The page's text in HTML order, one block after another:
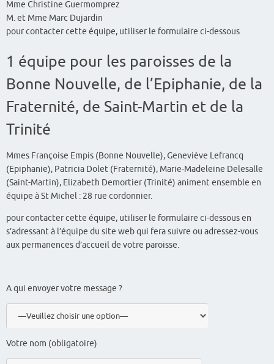
Mme Christine Guermomprez
M. et Mme Marc Dujardin
pour contacter cette équipe, utiliser le formulaire ci-dessous
1 équipe pour les paroisses de la
Bonne Nouvelle, de l’Epiphanie, de la
Fraternité, de Saint-Martin et de la
Trinité
Mmes Françoise Empis (Bonne Nouvelle), Geneviève Lefrancq
(Epiphanie), Patricia Dolet (Fraternité), Marie-Madeleine Delesalle
(Saint-Martin), Elizabeth Demortier (Trinité) animent ensemble en
équipe à St Michel : 28 rue cordonnier.
pour contacter cette équipe, utiliser le formulaire ci-dessous en
s’adressant à l’équipe du site web qui fera suivre ou adressez-vous
aux permanences d’accueil de votre paroisse.
A qui envoyer votre message ?
Votre nom (obligatoire)